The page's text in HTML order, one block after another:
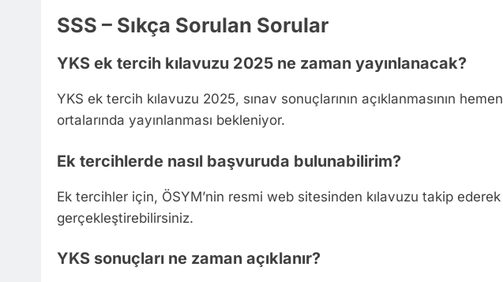
SSS – Sıkça Sorulan Sorular
YKS ek tercih kılavuzu 2025 ne zaman yayınlanacak?
YKS ek tercih kılavuzu 2025, sınav sonuçlarının açıklanmasının
ortalarında yayınlanması bekleniyor.
Ek tercihlerde nasıl başvuruda bulunabilirim?
Ek tercihler için, ÖSYM’nin resmi web sitesinden kılavuzu takip ederek
gerçekleştirebilirsiniz.
YKS sonuçları ne zaman açıklanır?